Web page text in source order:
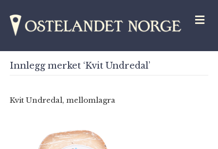
Innlegg merket ‘Kvit Undredal’
Kvit Undredal, mellomlagra